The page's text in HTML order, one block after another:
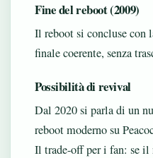
Fine del reboot (2009)
Il reboot si concluse con
finale coerente, senza
Possibilità di revival
Dal 2020 si parla di un
reboot moderno su
Il trade-off per i fan: se il